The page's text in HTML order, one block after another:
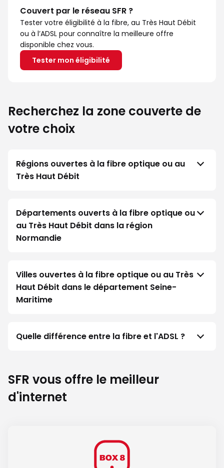
Couvert par le réseau SFR ?
Tester votre éligibilité à la fibre, au Très Haut Débit
ou à l’ADSL pour connaître la meilleure offre
disponible chez vous.
Tester mon éligibilité
Recherchez la zone couverte de
votre choix
Régions ouvertes à la fibre optique ou au
Très Haut Débit
Départements ouverts à la fibre optique ou
au Très Haut Débit dans la région
Normandie
Villes ouvertes à la fibre optique ou au Très
Haut Débit dans le département Seine-
Maritime
Quelle différence entre la fibre et l'ADSL ?
SFR vous offre le meilleur
d'internet